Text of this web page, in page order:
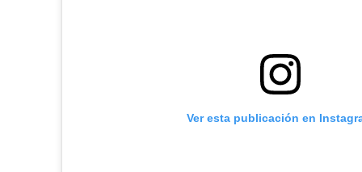
Ver esta publicación en